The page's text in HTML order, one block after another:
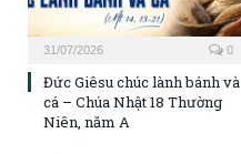
31/07/2026 0
Đức Giêsu chúc lành bánh và
cá – Chúa Nhật 18 Thường
Niên, năm A